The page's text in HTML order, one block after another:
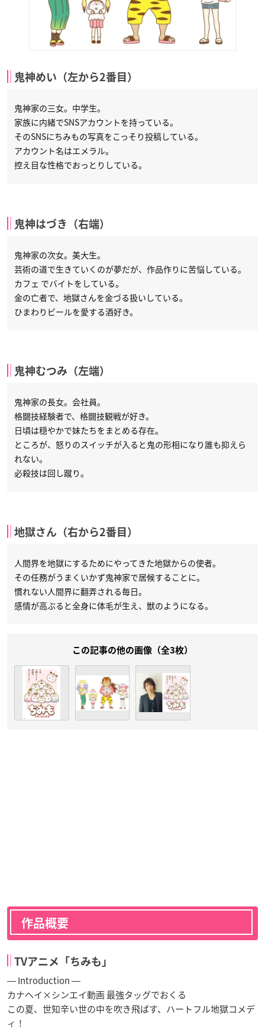
鬼神めい（左から2番目）
鬼神家の三女。中学生。
家族に内緒でSNSアカウントを持っている。
そのSNSにちみもの写真をこっそり投稿している。
アカウント名はエメラル。
控え目な性格でおっとりしている。
鬼神はづき（右端）
鬼神家の次女。美大生。
芸術の道で生きていくのが夢だが、作品作りに苦悩している。
カフェ でバイトをしている。
金の亡者で、地獄さんを金づる扱いしている。
ひまわりビールを愛する酒好き。
鬼神むつみ（左端）
鬼神家の長女。会社員。
格闘技経験者で、格闘技観戦が好き。
日頃は穏やかで妹たちをまとめる存在。
ところが、怒りのスイッチが入ると鬼の形相になり誰も抑えら
れない。
必殺技は回し蹴り。
地獄さん（右から2番目）
人間界を地獄にするためにやってきた地獄からの使者。
その任務がうまくいかず鬼神家で居候することに。
慣れない人間界に翻弄される毎日。
感情が高ぶると全身に体毛が生え、獣のようになる。
この記事の他の画像（全3枚）
作品概要
TVアニメ「ちみも」
― Introduction ―
カナヘイ×シンエイ動画 最強タッグでおくる
この夏、世知辛い世の中を吹き飛ばす、ハートフル地獄コメデ
ィ！